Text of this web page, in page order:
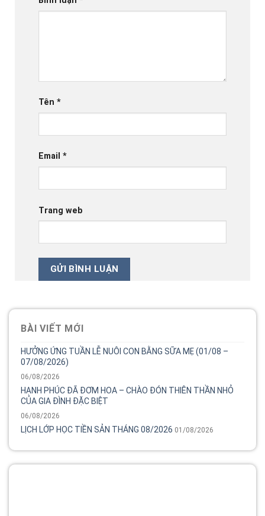
Tên *
Email *
Trang web
BÀI VIẾT MỚI
HƯỞNG ỨNG TUẦN LỄ NUÔI CON BẰNG SỮA MẸ (01/08 –
07/08/2026)
06/08/2026
HẠNH PHÚC ĐÃ ĐƠM HOA – CHÀO ĐÓN THIÊN THẦN NHỎ
CỦA GIA ĐÌNH ĐẶC BIỆT
06/08/2026
LỊCH LỚP HỌC TIỀN SẢN THÁNG 08/2026 01/08/2026